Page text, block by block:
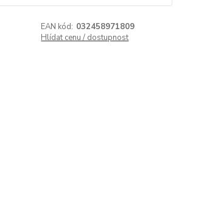
EAN kód: 032458971809
Hlídat cenu / dostupnost